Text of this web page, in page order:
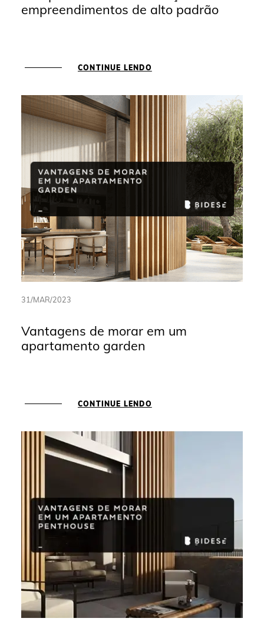
empreendimentos de alto padrão
CONTINUE LENDO
31/MAR/2023
Vantagens de morar em um
apartamento garden
CONTINUE LENDO